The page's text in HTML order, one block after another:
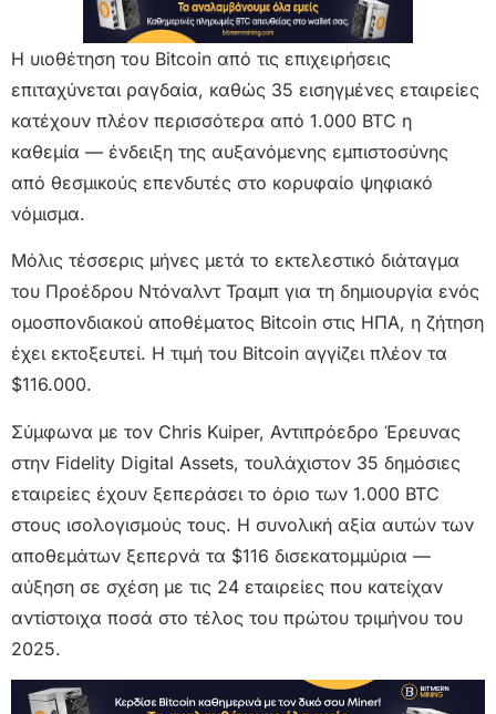
Η υιοθέτηση του Bitcoin από τις επιχειρήσεις
επιταχύνεται ραγδαία, καθώς 35 εισηγμένες εταιρείες
κατέχουν πλέον περισσότερα από 1.000 BTC η
καθεμία — ένδειξη της αυξανόμενης εμπιστοσύνης
από θεσμικούς επενδυτές στο κορυφαίο ψηφιακό
νόμισμα.
Μόλις τέσσερις μήνες μετά το εκτελεστικό διάταγμα
του Προέδρου Ντόναλντ Τραμπ για τη δημιουργία ενός
ομοσπονδιακού αποθέματος Bitcoin στις ΗΠΑ, η ζήτηση
έχει εκτοξευτεί. Η τιμή του Bitcoin αγγίζει πλέον τα
$116.000.
Σύμφωνα με τον Chris Kuiper, Αντιπρόεδρο Έρευνας
στην Fidelity Digital Assets, τουλάχιστον 35 δημόσιες
εταιρείες έχουν ξεπεράσει το όριο των 1.000 BTC
στους ισολογισμούς τους. Η συνολική αξία αυτών των
αποθεμάτων ξεπερνά τα $116 δισεκατομμύρια —
αύξηση σε σχέση με τις 24 εταιρείες που κατείχαν
αντίστοιχα ποσά στο τέλος του πρώτου τριμήνου του
2025.